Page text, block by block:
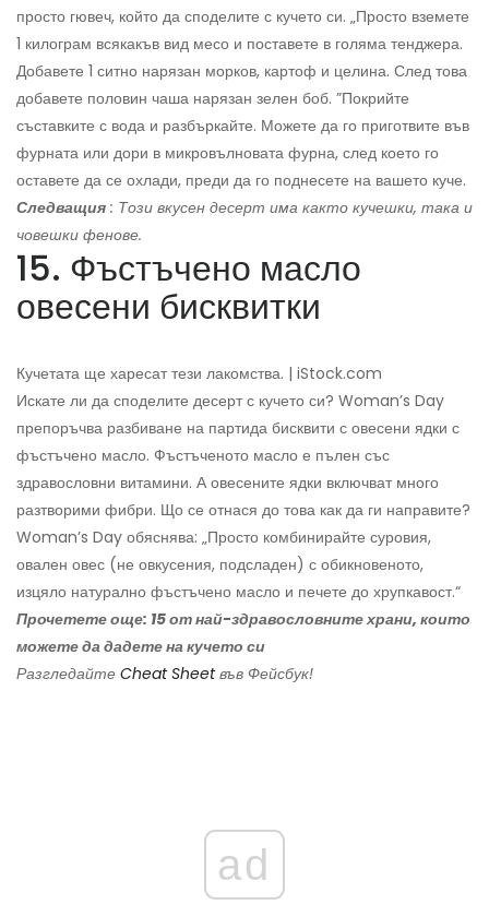
просто гювеч, който да споделите с кучето си. „Просто вземете
1 килограм всякакъв вид месо и поставете в голяма тенджера.
Добавете 1 ситно нарязан морков, картоф и целина. След това
добавете половин чаша нарязан зелен боб. ”Покрийте
съставките с вода и разбъркайте. Можете да го приготвите във
фурната или дори в микровълновата фурна, след което го
оставете да се охлади, преди да го поднесете на вашето куче.
Следващия : Този вкусен десерт има както кучешки, така и
човешки фенове.
15. Фъстъчено масло
овесени бисквитки
Кучетата ще харесат тези лакомства. | iStock.com
Искате ли да споделите десерт с кучето си? Woman’s Day
препоръчва разбиване на партида бисквити с овесени ядки с
фъстъчено масло. Фъстъченото масло е пълен със
здравословни витамини. А овесените ядки включват много
разтворими фибри. Що се отнася до това как да ги направите?
Woman’s Day обяснява: „Просто комбинирайте суровия,
овален овес (не овкусения, подсладен) с обикновеното,
изцяло натурално фъстъчено масло и печете до хрупкавост.“
Прочетете още: 15 от най-здравословните храни, които
можете да дадете на кучето си
Разгледайте Cheat Sheet във Фейсбук!
ad